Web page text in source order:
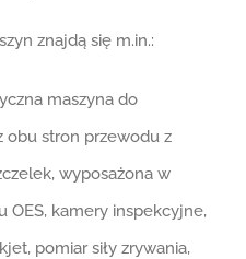
znajdą się m.in.:
maszyna do
obu stron przewodu z
wyposażona w
OES, kamery inspekcyjne,
pomiar siły zrywania,